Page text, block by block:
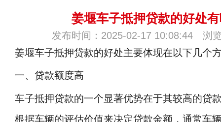
姜堰车子抵押贷款的好处
发布时间：2025-02-17 10:08:44 浏
姜堰车子抵押贷款的好处主要体现在以下几个
一、贷款额度高
车子抵押贷款的一个显著优势在于其较高的贷
根据车辆的评估价值来决定贷款金额，通常车